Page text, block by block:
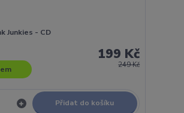
Junkies - CD
249 Kč
199 Kč
Přidat do košíku